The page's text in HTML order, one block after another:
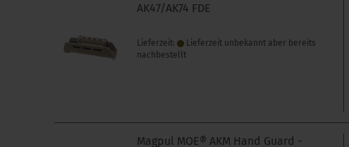
AK47/AK74 FDE
Lieferzeit:
Lieferzeit unbekannt aber bereits
nachbestellt
Magpul MOE® AKM Hand Guard -